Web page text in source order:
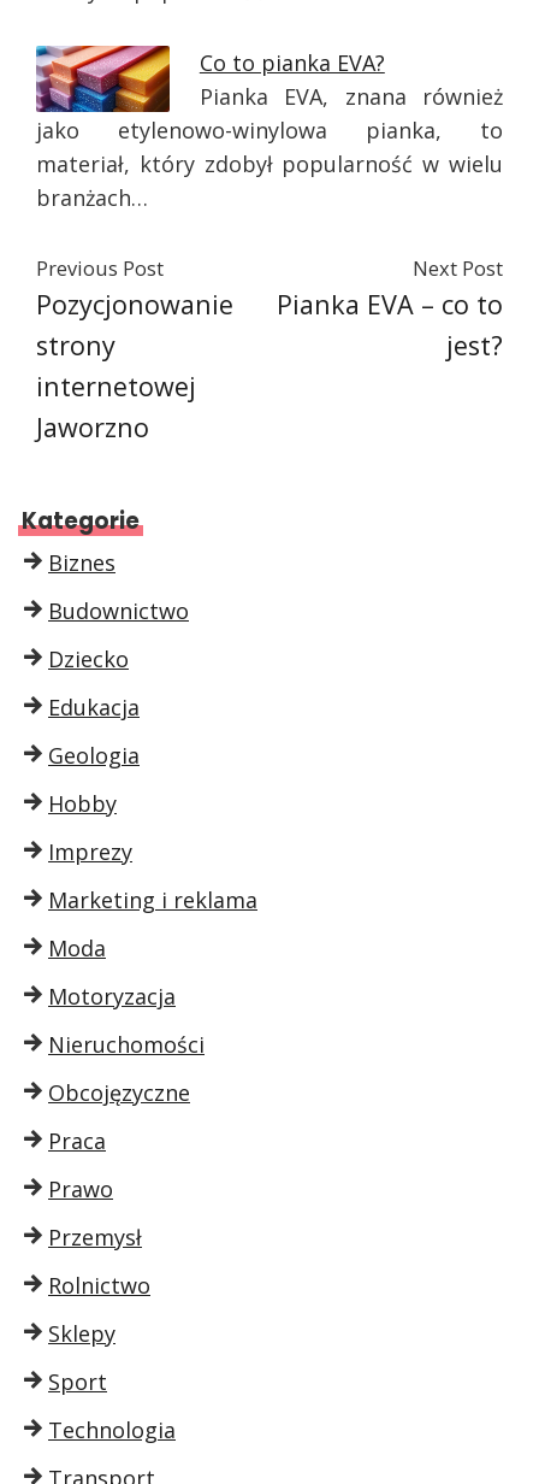
Co to pianka EVA?
Pianka EVA, znana również
jako etylenowo-winylowa pianka, to
materiał, który zdobył popularność w wielu
branżach…
Previous Post
Pozycjonowanie
strony
internetowej
Jaworzno
Next Post
Pianka EVA – co to
jest?
Kategorie
Biznes
Budownictwo
Dziecko
Edukacja
Geologia
Hobby
Imprezy
Marketing i reklama
Moda
Motoryzacja
Nieruchomości
Obcojęzyczne
Praca
Prawo
Przemysł
Rolnictwo
Sklepy
Sport
Technologia
Transport